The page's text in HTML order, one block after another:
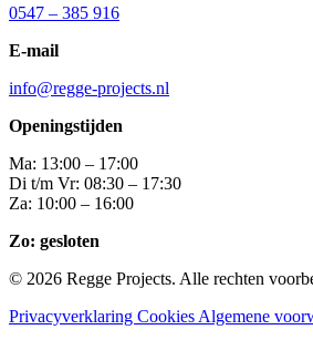
0547 – 385 916
E-mail
info@regge-projects.nl
Openingstijden
Ma: 13:00 – 17:00
Di t/m Vr: 08:30 – 17:30
Za: 10:00 – 16:00
Zo: gesloten
© 2026 Regge Projects. Alle rechten
Privacyverklaring Cookies Algemene